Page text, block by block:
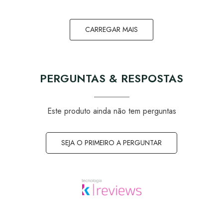
CARREGAR MAIS
PERGUNTAS & RESPOSTAS
Este produto ainda não tem perguntas
SEJA O PRIMEIRO A PERGUNTAR